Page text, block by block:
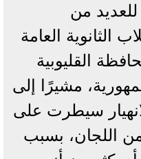
للعديد من
الثانوية العامة
القليوبية
مشيرًا إلى
سيطرت على
اللجان، بسبب